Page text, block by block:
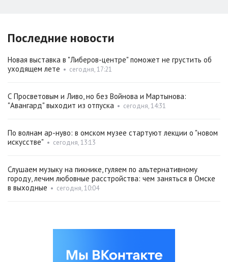
Последние новости
Новая выставка в "Либеров-центре" поможет не грустить об
уходящем лете • сегодня, 17:21
С Просветовым и Ливо, но без Войнова и Мартынова:
"Авангард" выходит из отпуска • сегодня, 14:31
По волнам ар-нуво: в омском музее стартуют лекции о "новом
искусстве" • сегодня, 13:13
Слушаем музыку на пикнике, гуляем по альтернативному
городу, лечим любовные расстройства: чем заняться в Омске
в выходные • сегодня, 10:04